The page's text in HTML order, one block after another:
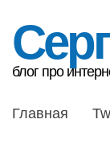
блог про
Главная